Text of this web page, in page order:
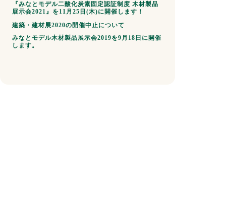
『みなとモデル二酸化炭素固定認証制度 木材製品
展示会2021』を11月25日(木)に開催します！
建築・建材展2020の開催中止について
みなとモデル木材製品展示会2019を9月18日に開催
します。